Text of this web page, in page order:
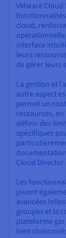
VMware
cloud,
interface
leurs
de gérer leurs
La gestion et
autre aspect
permet un
ressources,
définir des
spécifiques
Cloud Director.
Les
jouent
avancées
groupes et la
plateforme
bien